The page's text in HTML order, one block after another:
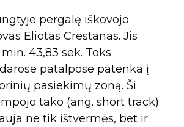
pergalę iškovojo
Eliotas Crestanas. Jis
43,83 sek. Toks
patalpose patenka į
pasiekimų zoną. Ši
tako (ang. short track)
ne tik ištvermės, bet ir